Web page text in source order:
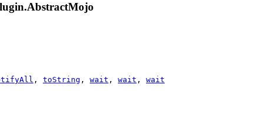
, toString , wait , wait , wait